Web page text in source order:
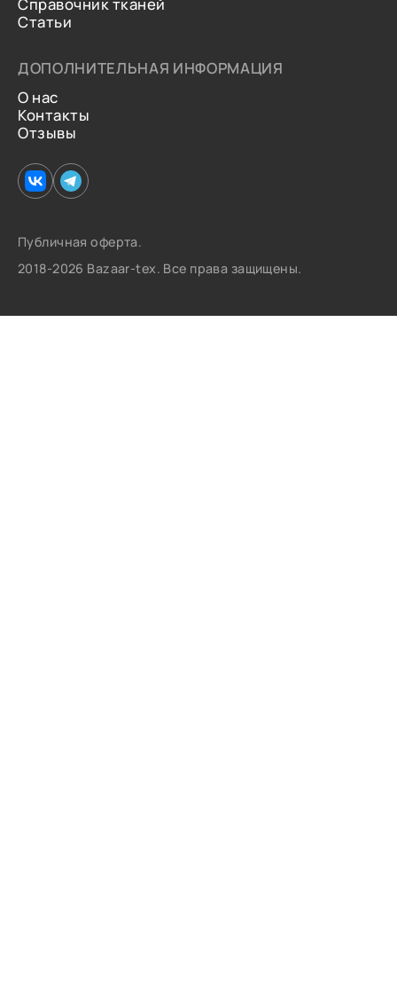
Статьи
ДОПОЛНИТЕЛЬНАЯ ИНФОРМАЦИЯ
О нас
Контакты
Отзывы
Публичная оферта.
2018-2026 Bazaar-tex. Все права защищены.